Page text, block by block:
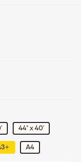
44" x 40'
A4